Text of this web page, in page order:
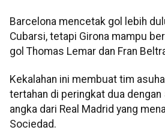
Barcelona mencetak gol lebih
Cubarsi, tetapi Girona mampu
gol Thomas Lemar dan Fran
Kekalahan ini membuat tim
tertahan di peringkat dua
angka dari Real Madrid yang
Sociedad.